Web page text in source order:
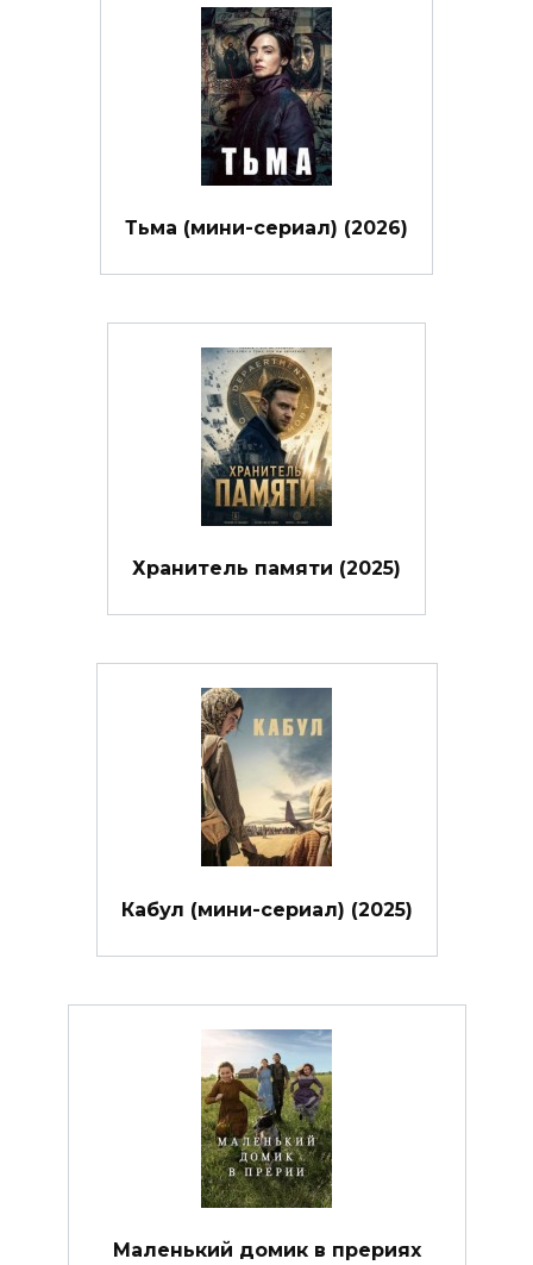
Тьма (мини-сериал) (2026)
Хранитель памяти (2025)
Кабул (мини-сериал) (2025)
Маленький домик в прериях